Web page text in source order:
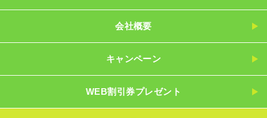
会社概要
キャンペーン
WEB割引券プレゼント